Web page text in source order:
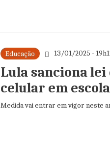
Educação 13/01/2025 -
Lula sanciona
celular em
Medida vai entrar em vigor neste